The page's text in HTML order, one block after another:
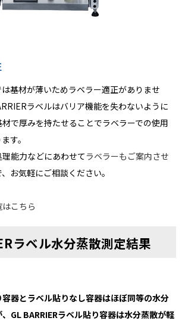
基材が薄いためラベラー適正がありませ
ラベルはバリア機能を失わないように
で厚みを持たせることでラベラーでの使用
す。
能力などにあわせてラベラーもご案内させ
お気軽にご相談ください。
こちら
ラベル水分蒸散測定結果
器とラベル貼りなし容器はほぼ同等の水分
GL BARRIERラベル貼り容器は水分蒸散が軽